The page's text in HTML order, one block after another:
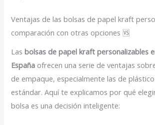
Ventajas de las bolsas de papel kraft
comparación con otras opciones 🆚
Lasbolsas de papel kraft personalizables
España ofrecen una serie de ventajas
de empaque, especialmente las de
estándar. Aquí te explicamos por qué
bolsa es una decisión inteligente: